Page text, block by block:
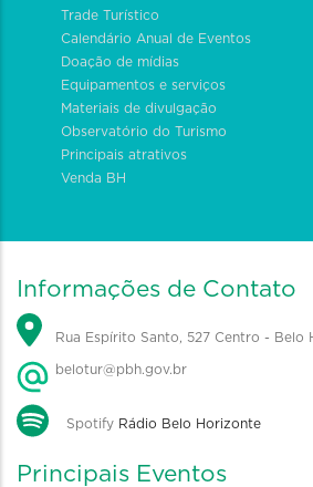
Trade Turístico
Calendário Anual de Eventos
Doação de mídias
Equipamentos e serviços
Materiais de divulgação
Observatório do Turismo
Principais atrativos
Venda BH
Informações de Contato
Rua Espírito Santo, 527 Centro - Belo
belotur@pbh.gov.br
Spotify Rádio Belo Horizonte
Principais Eventos